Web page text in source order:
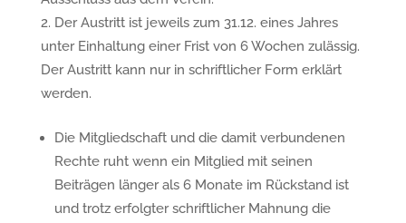
Der Austritt ist jeweils zum 31.12. eines Jahres
unter Einhaltung einer Frist von 6 Wochen zulässig.
Der Austritt kann nur in schriftlicher Form erklärt
werden.
Die Mitgliedschaft und die damit verbundenen
Rechte ruht wenn ein Mitglied mit seinen
Beiträgen länger als 6 Monate im Rückstand ist
und trotz erfolgter schriftlicher Mahnung die